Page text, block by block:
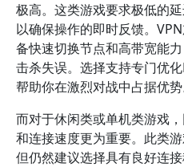
极高。这类游戏要求极低的
以确保操作的即时反馈。
备快速切换节点和高带宽能
击杀失误。选择支持专门优
帮助你在激烈对战中占据优势
而对于休闲类或单机类游戏
和连接速度更为重要。此类
但仍然建议选择具有良好连